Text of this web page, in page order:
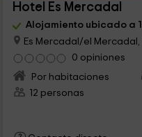
Hotel Es Mercadal
Alojamiento ubicado a
Es Mercadal/el
0 opiniones
Por habitaciones
12 personas